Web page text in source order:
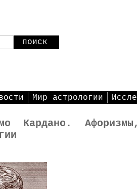
поиск
Мир астрологии
Кардано.